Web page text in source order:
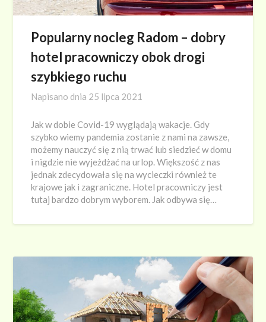
Popularny nocleg Radom – dobry
hotel pracowniczy obok drogi
szybkiego ruchu
Napisano dnia 25 lipca 2021
Jak w dobie Covid-19 wyglądają wakacje. Gdy
szybko wiemy pandemia zostanie z nami na zawsze,
możemy nauczyć się z nią trwać lub siedzieć w domu
i nigdzie nie wyjeżdżać na urlop. Większość z nas
jednak zdecydowała się na wycieczki również te
krajowe jak i zagraniczne. Hotel pracowniczy jest
tutaj bardzo dobrym wyborem. Jak odbywa się…